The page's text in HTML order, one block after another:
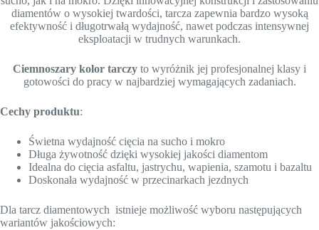
diamentów o wysokiej twardości, tarcza zapewnia bardzo wysoką
efektywność i długotrwałą wydajność, nawet podczas intensywnej
eksploatacji w trudnych warunkach.
Ciemnoszary kolor tarczy to wyróżnik jej profesjonalnej klasy i
gotowości do pracy w najbardziej wymagających zadaniach.
Cechy produktu:
Świetna wydajność cięcia na sucho i mokro
Długa żywotność dzięki wysokiej jakości diamentom
Idealna do cięcia asfaltu, jastrychu, wapienia, szamotu i bazaltu
Doskonała wydajność w przecinarkach jezdnych
Dla tarcz diamentowych istnieje możliwość wyboru następujących
wariantów jakościowych: